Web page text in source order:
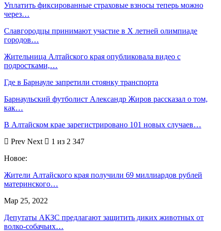
Уплатить фиксированные страховые взносы теперь можно
через…
Славгородцы принимают участие в Х летней олимпиаде
городов…
Жительница Алтайского края опубликовала видео с
подростками,…
Где в Барнауле запретили стоянку транспорта
Барнаульский футболист Александр Жиров рассказал о том,
как…
В Алтайском крае зарегистрировано 101 новых случаев…
Prev Next
1 из 2 347
Новое:
Жители Алтайского края получили 69 миллиардов рублей
материнского…
Мар 25, 2022
Депутаты АКЗС предлагают защитить диких животных от
волко-собачьих…